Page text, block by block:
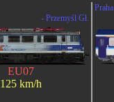
- Przemyśl Gł.
EU07
125 km/h